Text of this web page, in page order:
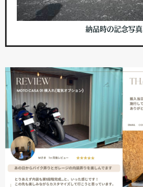
納品時の記念写真